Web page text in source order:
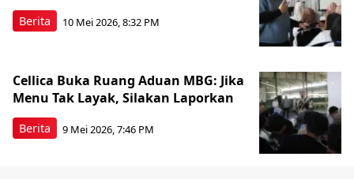
Berita 10 Mei 2026, 8:32 PM
Berita
Cellica Buka Ruang Aduan MBG: Jika
Menu Tak Layak, Silakan Laporkan
9 Mei 2026, 7:46 PM